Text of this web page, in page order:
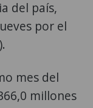
del país,
por el
mes del
millones